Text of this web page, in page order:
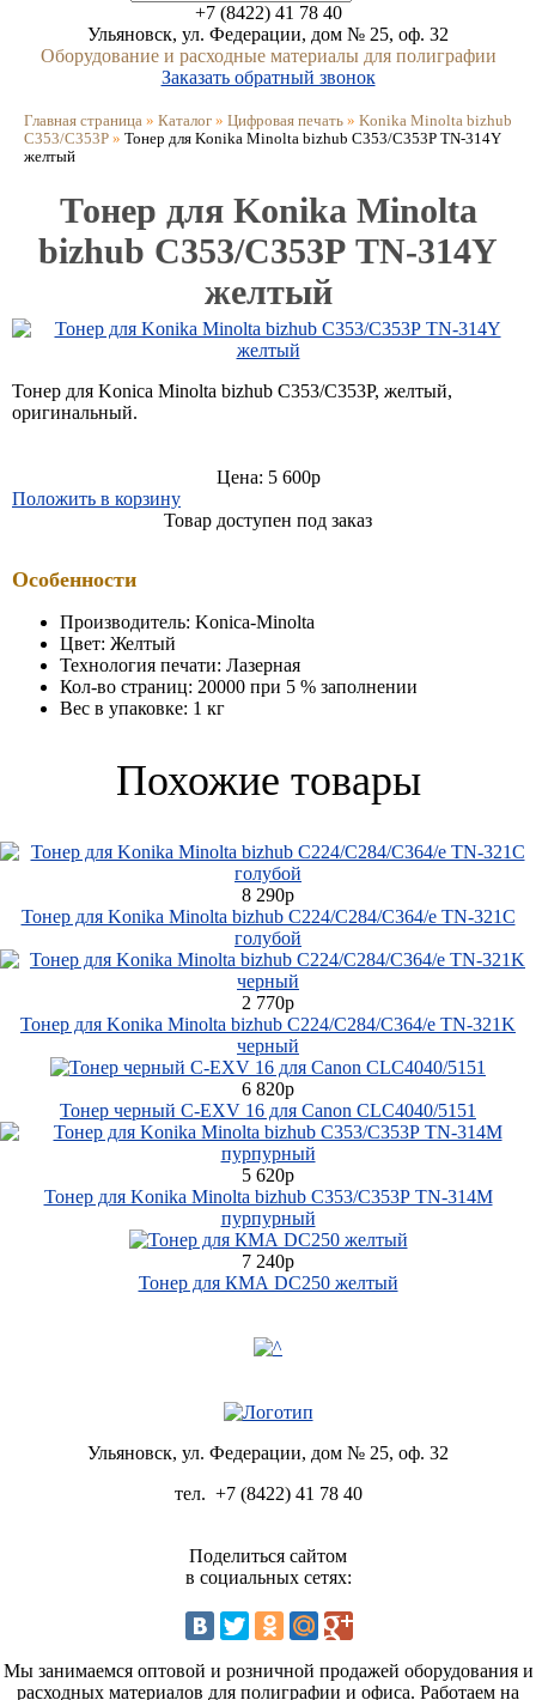
+7 (8422) 41 78 40
Ульяновск, ул. Федерации, дом № 25, оф. 32
Оборудование и расходные материалы для полиграфии
Заказать обратный звонок
Главная страница » Каталог » Цифровая печать » Konika Minolta bizhub
C353/C353Р » Тонер для Konika Minolta bizhub C353/C353Р TN-314Y
желтый
Тонер для Konika Minolta
bizhub C353/C353Р TN-314Y
желтый
Тонер для Konica Minolta bizhub С353/C353P, желтый,
оригинальный.
Цена: 5 600р
Положить в корзину
Товар доступен под заказ
Особенности
Производитель: Konica-Minolta
Цвет: Желтый
Технология печати: Лазерная
Кол-во страниц: 20000 при 5 % заполнении
Вес в упаковке: 1 кг
Похожие товары
8 290р
Тонер для Konika Minolta bizhub C224/C284/С364/е TN-321C
голубой
2 770р
Тонер для Konika Minolta bizhub C224/C284/С364/е TN-321K
черный
6 820р
Тонер черный C-EXV 16 для Canon CLC4040/5151
5 620р
Тонер для Konika Minolta bizhub C353/C353Р TN-314M
пурпурный
7 240р
Тонер для КМА DC250 желтый
Ульяновск, ул. Федерации, дом № 25, оф. 32
тел. +7 (8422) 41 78 40
Поделиться сайтом
в социальных сетях:
Мы занимаемся оптовой и розничной продажей оборудования и
расходных материалов для полиграфии и офиса. Работаем на